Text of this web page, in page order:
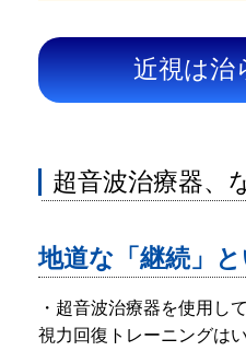
近視は治
超音波治療器、
地道な「継続」
・超音波治療器を使用し
視力回復トレーニングは